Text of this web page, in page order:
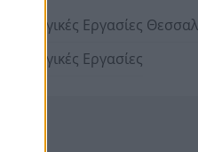
Ξυλουργικές Εργασίες
Ξυλουργικές Εργασίες